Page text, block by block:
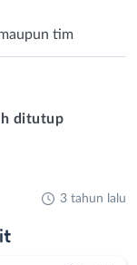
tim
ditutup
3 tahun lalu